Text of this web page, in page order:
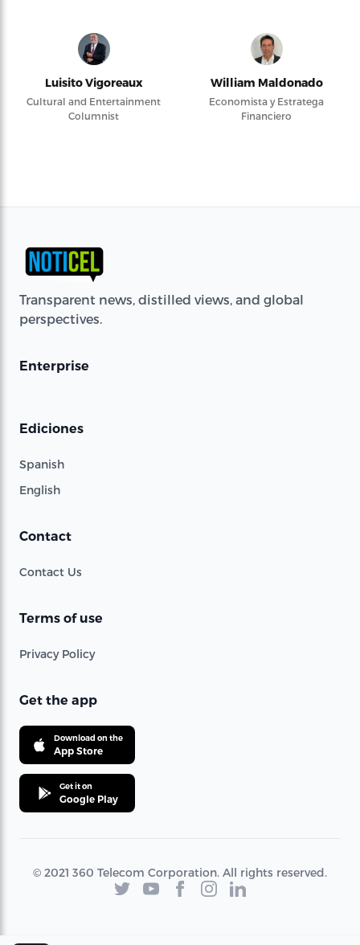
Luisito Vigoreaux
Cultural and Entertainment
Columnist
William Maldonado
Economista y Estratega
Financiero
Transparent news, distilled views, and global
perspectives.
Enterprise
Ediciones
Spanish
English
Contact
Contact Us
Terms of use
Privacy Policy
Get the app
Download on the
App Store
Get it on
Google Play
© 2021 360 Telecom Corporation. All rights reserved.